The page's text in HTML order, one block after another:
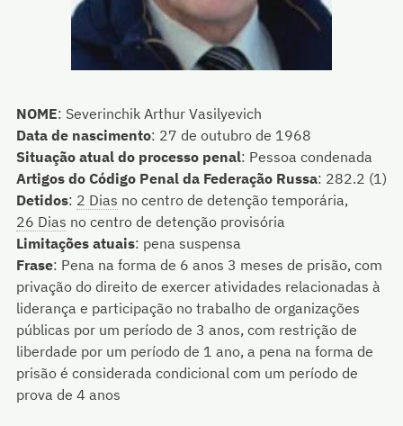
NOME: Severinchik Arthur Vasilyevich
Data de nascimento: 27 de outubro de 1968
Situação atual do processo penal: Pessoa condenada
Artigos do Código Penal da Federação Russa: 282.2 (1)
Detidos: 2 Dias no centro de detenção temporária,
26 Dias no centro de detenção provisória
Limitações atuais: pena suspensa
Frase: Pena na forma de 6 anos 3 meses de prisão, com
privação do direito de exercer atividades relacionadas à
liderança e participação no trabalho de organizações
públicas por um período de 3 anos, com restrição de
liberdade por um período de 1 ano, a pena na forma de
prisão é considerada condicional com um período de
prova de 4 anos